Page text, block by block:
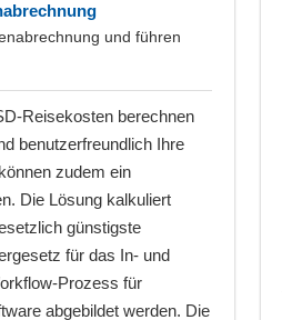
und führen
Reisekosten berechnen
benutzerfreundlich Ihre
zudem ein
Die Lösung kalkuliert
günstigste
für das In- und
Prozess für
abgebildet werden. Die